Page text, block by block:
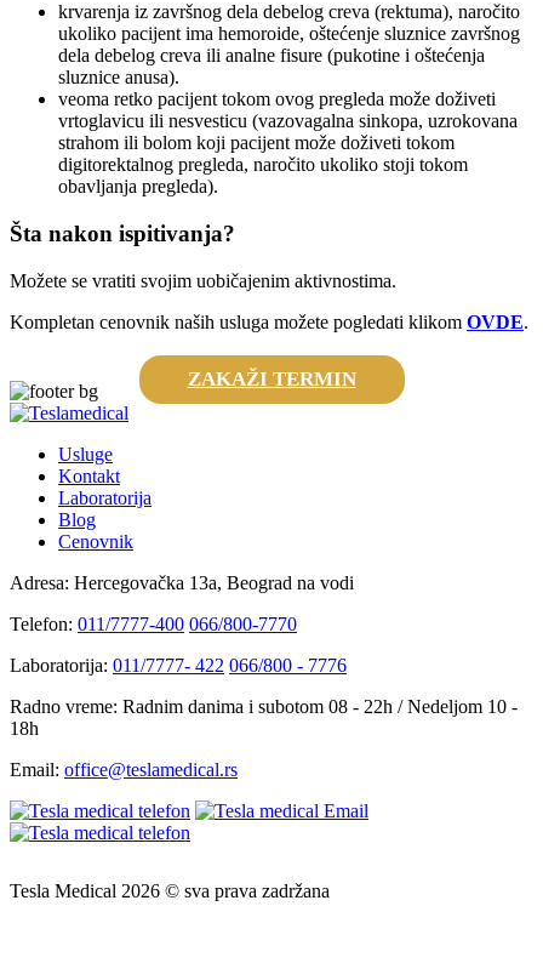
krvarenja iz završnog dela debelog creva (rektuma), naročito
ukoliko pacijent ima hemoroide, oštećenje sluznice završnog
dela debelog creva ili analne fisure (pukotine i oštećenja
sluznice anusa).
veoma retko pacijent tokom ovog pregleda može doživeti
vrtoglavicu ili nesvesticu (vazovagalna sinkopa, uzrokovana
strahom ili bolom koji pacijent može doživeti tokom
digitorektalnog pregleda, naročito ukoliko stoji tokom
obavljanja pregleda).
Šta nakon ispitivanja?
Možete se vratiti svojim uobičajenim aktivnostima.
Kompletan cenovnik naših usluga možete pogledati klikom OVDE.
ZAKAŽI TERMIN
Usluge
Kontakt
Laboratorija
Blog
Cenovnik
Adresa: Hercegovačka 13a, Beograd na vodi
Telefon: 011/7777-400 066/800-7770
Laboratorija: 011/7777- 422 066/800 - 7776
Radno vreme: Radnim danima i subotom 08 - 22h / Nedeljom 10 -
18h
Email: office@teslamedical.rs
Tesla Medical 2026 © sva prava zadržana